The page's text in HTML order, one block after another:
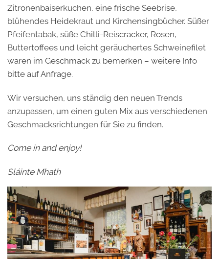
Zitronenbaiserkuchen, eine frische Seebrise,
blühendes Heidekraut und Kirchensingbücher. Süßer
Pfeifentabak, süße Chilli-Reiscracker, Rosen,
Buttertoffees und leicht geräuchertes Schweinefilet
waren im Geschmack zu bemerken – weitere Info
bitte auf Anfrage.
Wir versuchen, uns ständig den neuen Trends
anzupassen, um einen guten Mix aus verschiedenen
Geschmacksrichtungen für Sie zu finden.
Come in and enjoy!
Sláinte Mhath